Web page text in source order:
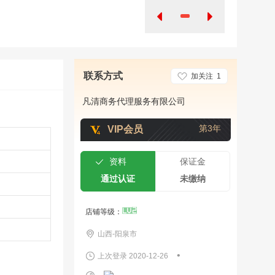
联系方式 加关注 1
凡清商务代理服务有限公司
VIP会员 第3年
资料
通过认证
保证金
未缴纳
店铺等级：
山西-阳泉市
上次登录 2020-12-26 •